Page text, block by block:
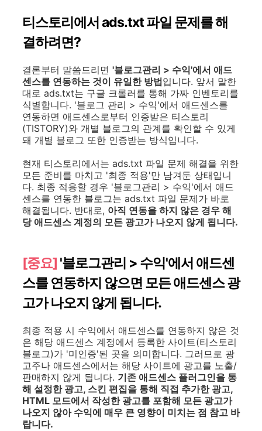
티스토리에서 ads.txt 파일 문제를 해
결하려면?
결론부터 말씀드리면 '블로그관리 > 수익'에서 애드
센스를 연동하는 것이 유일한 방법입니다. 앞서 말한
대로 ads.txt는 구글 크롤러를 통해 가짜 인벤토리를
식별합니다. '블로그 관리 > 수익'에서 애드센스를
연동하면 애드센스로부터 인증받은 티스토리
(TISTORY)와 개별 블로그의 관계를 확인할 수 있게
돼 개별 블로그 또한 인증받는 방식입니다.
현재 티스토리에서는 ads.txt 파일 문제 해결을 위한
모든 준비를 마치고 '최종 적용'만 남겨둔 상태입니
다. 최종 적용할 경우 '블로그관리 > 수익'에서 애드
센스를 연동한 블로그는 ads.txt 파일 문제가 바로
해결됩니다. 반대로, 아직 연동을 하지 않은 경우 해
당 애드센스 계정의 모든 광고가 나오지 않게 됩니다.
[중요] '블로그관리 > 수익'에서 애드센
스를 연동하지 않으면 모든 애드센스 광
고가 나오지 않게 됩니다.
최종 적용 시 수익에서 애드센스를 연동하지 않은 것
은 해당 애드센스 계정에서 등록한 사이트(티스토리
블로그)가 '미인증'된 곳을 의미합니다. 그러므로 광
고주나 애드센스에서는 해당 사이트에 광고를 노출/
판매하지 않게 됩니다. 기존 애드센스 플러그인을 통
해 설정한 광고, 스킨 편집을 통해 직접 추가한 광고,
HTML 모드에서 작성한 광고를 포함해 모든 광고가
나오지 않아 수익에 매우 큰 영향이 미치는 점 참고 바
랍니다.